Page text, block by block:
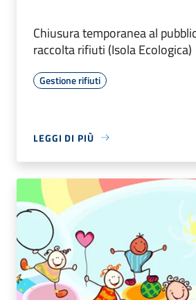
Chiusura temporanea al
raccolta rifiuti (Isola Ecologica)
Gestione rifiuti
LEGGI DI PIÙ